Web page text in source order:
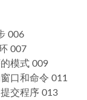
006
007
模式 009
口和命令 011
交程序 013